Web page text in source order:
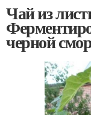
Чай из
черной